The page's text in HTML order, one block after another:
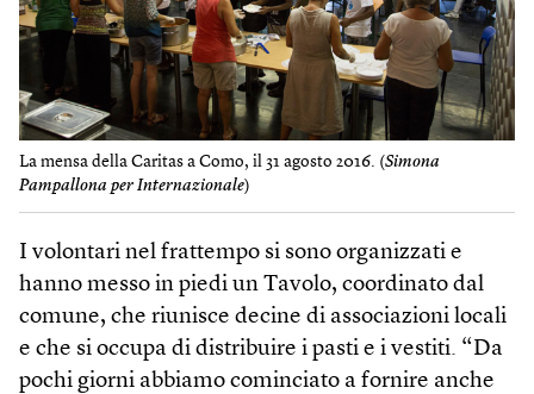
La mensa della Caritas a Como, il 31 agosto 2016. (Simona
Pampallona per Internazionale)
I volontari nel frattempo si sono organizzati e
hanno messo in piedi un Tavolo, coordinato dal
comune, che riunisce decine di associazioni locali
e che si occupa di distribuire i pasti e i vestiti. “Da
pochi giorni abbiamo cominciato a fornire anche